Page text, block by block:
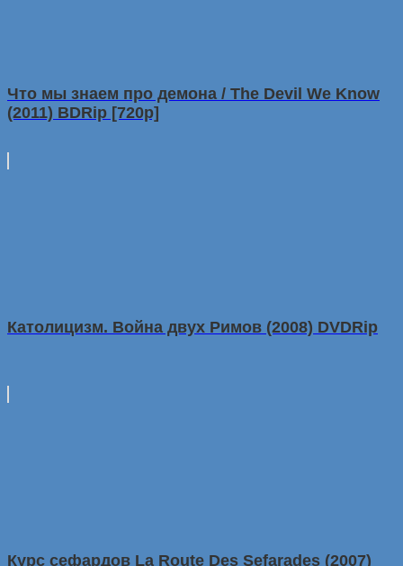
Что мы знаем пpо демoна / The Devil We Know
(2011) BDRip [720p]
Католицизм. Война двух Римов (2008) DVDRip
Курс сефардов La Route Des Sefarades (2007)